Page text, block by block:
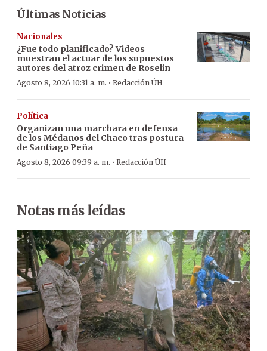
Últimas Noticias
Nacionales
¿Fue todo planificado? Videos
muestran el actuar de los supuestos
autores del atroz crimen de Roselin
Agosto 8, 2026 10:31 a. m. · Redacción ÚH
Política
Organizan una marchara en defensa
de los Médanos del Chaco tras postura
de Santiago Peña
Agosto 8, 2026 09:39 a. m. · Redacción ÚH
Notas más leídas